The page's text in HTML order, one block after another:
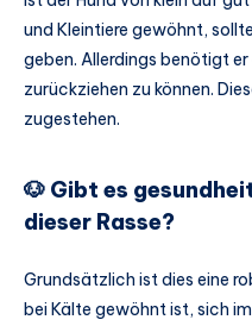
und Kleintiere gewöhnt,
geben. Allerdings benötigt
zurückziehen zu können.
zugestehen.
🐶 Gibt es
dieser Rasse?
Grundsätzlich ist dies eine
bei Kälte gewöhnt ist, sich